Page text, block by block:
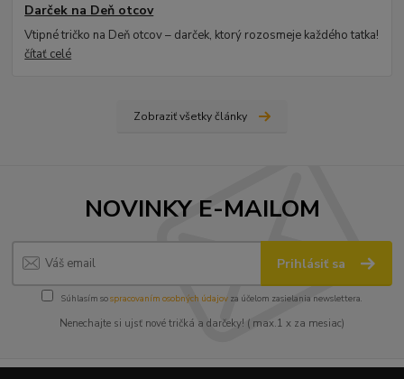
Darček na Deň otcov
Vtipné tričko na Deň otcov – darček, ktorý rozosmeje každého tatka!
čítať celé
Zobraziť všetky články
NOVINKY E-MAILOM
Prihlásiť sa
Súhlasím sospracovaním osobných údajov za účelom zasielania newslettera.
Nenechajte si ujsť nové tričká a darčeky! ( max.1 x za mesiac)